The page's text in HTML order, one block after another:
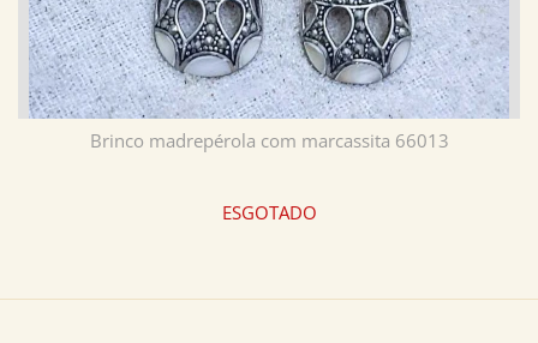
Brinco madrepérola com marcassita 66013
ESGOTADO